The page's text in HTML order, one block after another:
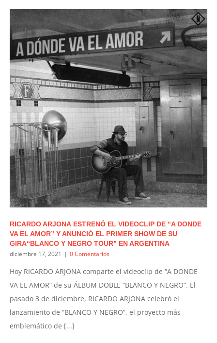
RICARDO ARJONA ESTRENÓ EL VIDEOCLIP DE “A DONDE
VA EL AMOR” Y ANUNCIÓ EL PRIMER SHOW DE SU
GIRA“BLANCO Y NEGRO TOUR” EN ARGENTINA
diciembre 17, 2021 | 0 Comentarios
Hoy RICARDO ARJONA comparte el videoclip de “A DONDE
VA EL AMOR” de su ÁLBUM DOBLE “BLANCO Y NEGRO”. El
pasado 3 de diciembre, RICARDO ARJONA celebró el
lanzamiento de “BLANCO Y NEGRO”, el proyecto más
emblemático de [...]